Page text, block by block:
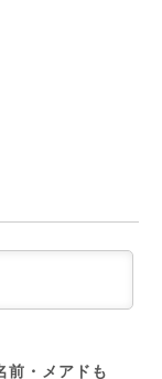
前・メアドも